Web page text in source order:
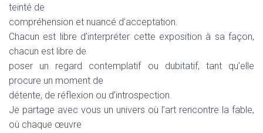
teinté de
compréhension et nuancé d’acceptation.
Chacun est libre d’interpréter cette exposition à sa façon,
chacun est libre de
poser un regard contemplatif ou dubitatif, tant qu’elle
procure un moment de
détente, de réflexion ou d’introspection.
Je partage avec vous un univers où l’art rencontre la fable,
où chaque œuvre